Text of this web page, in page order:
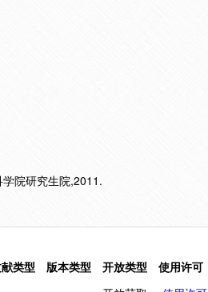
院研究生院,2011.
类型 版本类型 开放类型
使用许可